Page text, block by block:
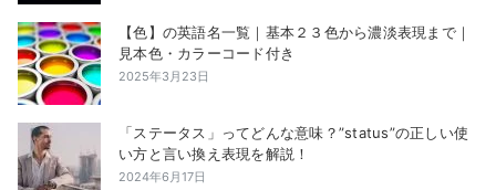
【色】の英語名一覧｜基本２３色から濃淡表現まで｜
見本色・カラーコード付き
2025年3月23日
「ステータス」ってどんな意味？”status”の正しい使
い方と言い換え表現を解説！
2024年6月17日